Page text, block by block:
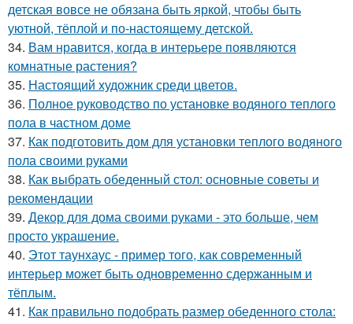
детская вовсе не обязана быть яркой, чтобы быть
уютной, тёплой и по-настоящему детской.
34. Вам нравится, когда в интерьере появляются
комнатные растения?
35. Настоящий художник среди цветов.
36. Полное руководство по установке водяного теплого
пола в частном доме
37. Как подготовить дом для установки теплого водяного
пола своими руками
38. Как выбрать обеденный стол: основные советы и
рекомендации
39. Декор для дома своими руками - это больше, чем
просто украшение.
40. Этот таунхаус - пример того, как современный
интерьер может быть одновременно сдержанным и
тёплым.
41. Как правильно подобрать размер обеденного стола: